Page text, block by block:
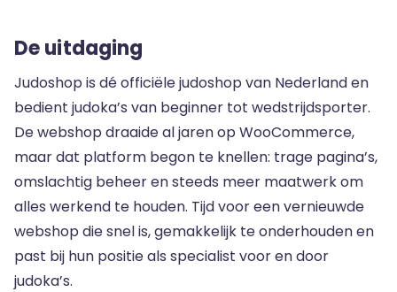
De uitdaging
Judoshop is dé officiële judoshop van Nederland en
bedient judoka’s van beginner tot wedstrijdsporter.
De webshop draaide al jaren op WooCommerce,
maar dat platform begon te knellen: trage pagina’s,
omslachtig beheer en steeds meer maatwerk om
alles werkend te houden. Tijd voor een vernieuwde
webshop die snel is, gemakkelijk te onderhouden en
past bij hun positie als specialist voor en door
judoka’s.